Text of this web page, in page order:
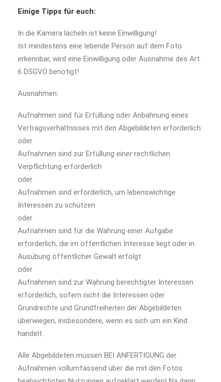
Einige Tipps für euch:
In die Kamera lächeln ist keine Einwilligung!
Ist mindestens eine lebende Person auf dem Foto
erkennbar, wird eine Einwilligung oder Ausnahme des Art.
6 DSGVO benötigt!
Ausnahmen:
Aufnahmen sind für Erfüllung oder Anbahnung eines
Vertragsverhältnisses mit den Abgebildeten erforderlich
oder
Aufnahmen sind zur Erfüllung einer rechtlichen
Verpflichtung erforderlich
oder
Aufnahmen sind erforderlich, um lebenswichtige
Interessen zu schützen
oder
Aufnahmen sind für die Wahrung einer Aufgabe
erforderlich, die im öffentlichen Interesse liegt oder in
Ausübung öffentlicher Gewalt erfolgt
oder
Aufnahmen sind zur Wahrung berechtigter Interessen
erforderlich, sofern nicht die Interessen oder
Grundrechte und Grundfreiheiten der Abgebildeten
überwiegen, insbesondere, wenn es sich um ein Kind
handelt.
Alle Abgebildeten müssen BEI ANFERTIGUNG der
Aufnahmen vollumfassend über die mit den Fotos